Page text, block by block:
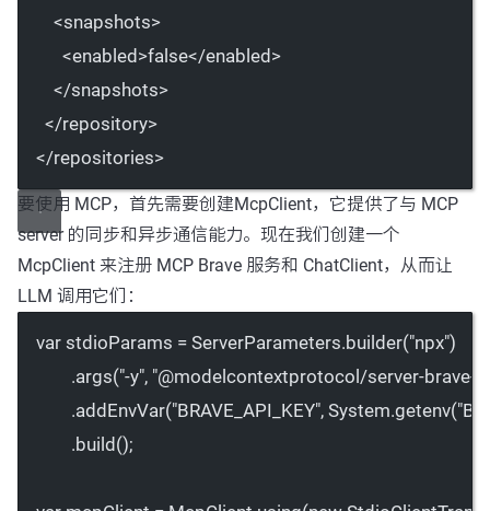
<snapshots>
<enabled>false</enabled>
</snapshots>
</repository>
</repositories>
要使用 MCP，首先需要创建McpClient，它提供了与 MCP
server 的同步和异步通信能力。现在我们创建一个
McpClient 来注册 MCP Brave 服务和 ChatClient，从而让
LLM 调用它们：
var stdioParams = ServerParameters.builder("npx")
.args("-y", "@modelcontextprotocol/server-brave-
.addEnvVar("BRAVE_API_KEY", System.getenv(
.build();